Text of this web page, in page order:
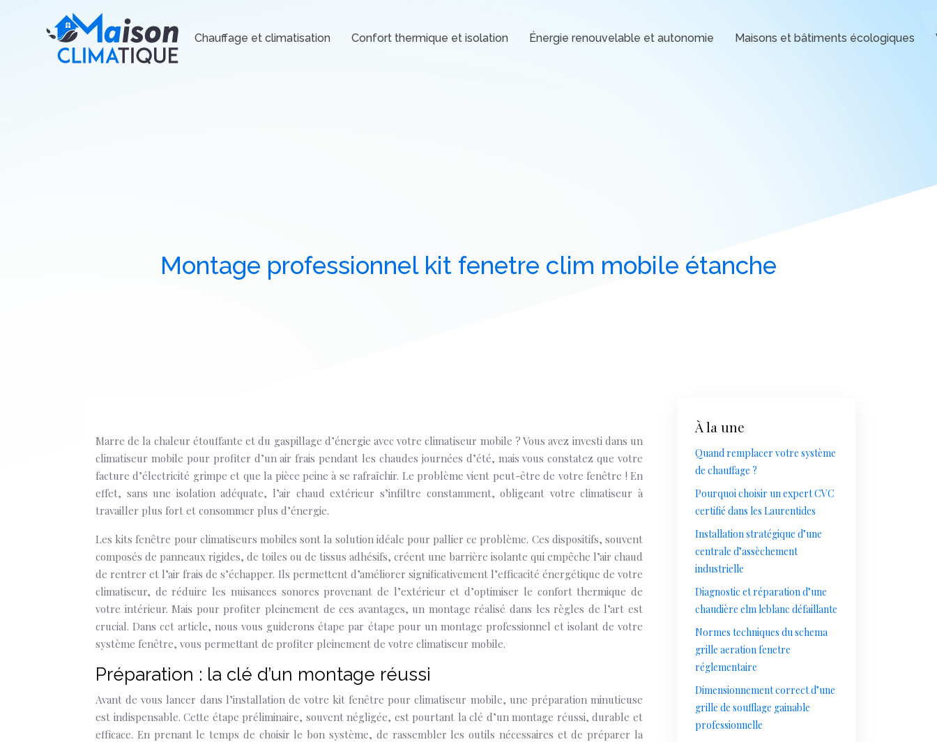
Chauffage et climatisation Confort thermique et isolation Énergie renouvelable et autonomie Maisons et bâtiments écologiques
Montage professionnel kit fenetre clim mobile étanche
Marre de la chaleur étouffante et du gaspillage d’énergie avec votre climatiseur mobile ? Vous avez investi dans un
climatiseur mobile pour profiter d’un air frais pendant les chaudes journées d’été, mais vous constatez que votre
facture d’électricité grimpe et que la pièce peine à se rafraîchir. Le problème vient peut-être de votre fenêtre ! En
effet, sans une isolation adéquate, l’air chaud extérieur s’infiltre constamment, obligeant votre climatiseur à
travailler plus fort et consommer plus d’énergie.
Les kits fenêtre pour climatiseurs mobiles sont la solution idéale pour pallier ce problème. Ces dispositifs, souvent
composés de panneaux rigides, de toiles ou de tissus adhésifs, créent une barrière isolante qui empêche l’air chaud
de rentrer et l’air frais de s’échapper. Ils permettent d’améliorer significativement l’efficacité énergétique de votre
climatiseur, de réduire les nuisances sonores provenant de l’extérieur et d’optimiser le confort thermique de
votre intérieur. Mais pour profiter pleinement de ces avantages, un montage réalisé dans les règles de l’art est
crucial. Dans cet article, nous vous guiderons étape par étape pour un montage professionnel et isolant de votre
système fenêtre, vous permettant de profiter pleinement de votre climatiseur mobile.
Préparation : la clé d’un montage réussi
Avant de vous lancer dans l’installation de votre kit fenêtre pour climatiseur mobile, une préparation minutieuse
est indispensable. Cette étape préliminaire, souvent négligée, est pourtant la clé d’un montage réussi, durable et
efficace. En prenant le temps de choisir le bon système, de rassembler les outils nécessaires et de préparer la
À la une
Quand remplacer votre système
de chauffage ?
Pourquoi choisir un expert CVC
certifié dans les Laurentides
Installation stratégique d’une
centrale d’assèchement
industrielle
Diagnostic et réparation d’une
chaudière elm leblanc défaillante
Normes techniques du schema
grille aeration fenetre
réglementaire
Dimensionnement correct d’une
grille de soufflage gainable
professionnelle